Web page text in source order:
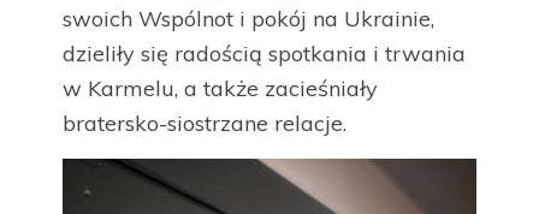
swoich Wspólnot i pokój na Ukrainie,
dzieliły się radością spotkania i trwania
w Karmelu, a także zacieśniały
bratersko-siostrzane relacje.